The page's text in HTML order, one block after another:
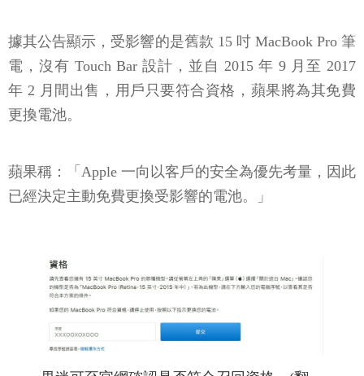
據其公告顯示，受影響的是舊款 15 吋 MacBook Pro 筆
電，沒有 Touch Bar 設計，並自 2015 年 9 月至 2017
年 2 月間出售，用戶只要符合資格，蘋果將為其免費
更換電池。
蘋果稱：「Apple 一向以客戶的安全為優先考量，因此
已經決定主動免費更換受影響的電池。」